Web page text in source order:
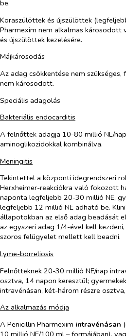
be.
Koraszülöttek és újszülöttek
Pharmexim nem alkalmas károsodott
és újszülöttek kezelésére.
Májkárosodás
Az adag csökkentése nem
nem károsodott.
Speciális adagolás
Bakteriális endocarditis
A felnőttek adagja 10-80 millió NE/
aminoglikozidokkal kombinálva.
Meningitis
Tekintettel a központi idegrendszeri
Herxheimer-reakciókra való fokozott
naponta legfeljebb 20-30 millió NE,
legfeljebb 12 millió NE adható be.
állapotokban az első adag beadását
az egyszeri adag 1/4-ével kell
szoros felügyelet mellett kell beadni.
Lyme-borreliosis
Felnőtteknek 20-30 millió NE/nap
osztva, 14 napon keresztül;
intravénásan, két-három részre
Az alkalmazás módja
A Penicillin Pharmexim intravénásan
10 millió NE/100 ml – formájában),